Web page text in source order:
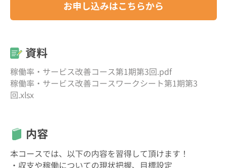
お申し込みはこちらから
資料
稼働率・サービス改善コース第1期第3回.pdf
稼働率・サービス改善コースワークシート第1期第3
回.xlsx
内容
本コースでは、以下の内容を習得して頂けます！
・収支や稼働についての現状把握、目標設定